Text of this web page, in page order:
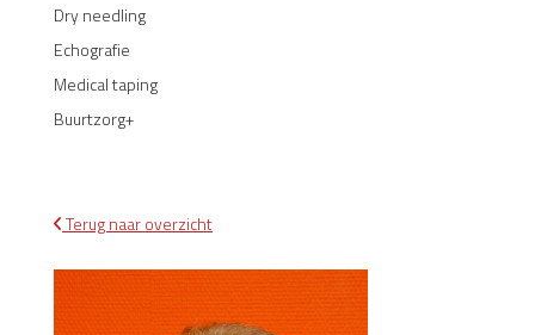
Dry needling
Echografie
Medical taping
Buurtzorg+
Terug naar overzicht